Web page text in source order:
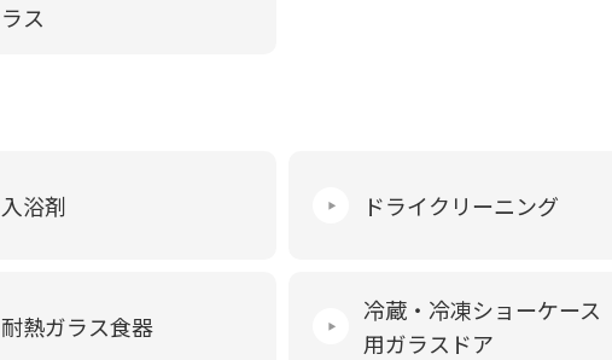
ラス
入浴剤 ドライクリーニング
耐熱ガラス食器
冷蔵・冷凍ショーケース
用ガラスドア